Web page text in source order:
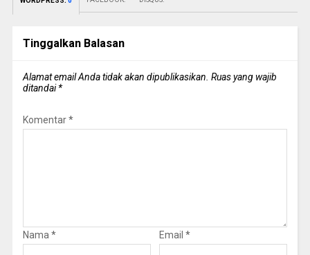
Tinggalkan Balasan
Alamat email Anda tidak akan dipublikasikan. Ruas yang wajib
ditandai*
Komentar*
Nama * Email *